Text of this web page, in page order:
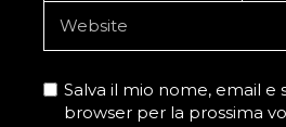
Salva il mio nome, email e
browser per la prossima